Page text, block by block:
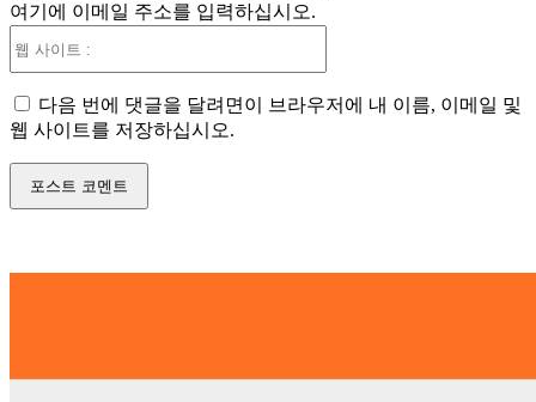
여기에 이메일 주소를 입력하십시오.
트
다음 번에 댓글을 달려면이 브라우저에 내 이름, 이메일 및
웹 사이트를 저장하십시오.